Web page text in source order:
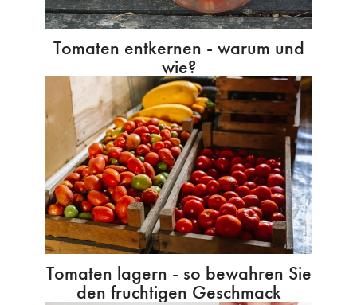
Tomaten entkernen - warum und
wie?
Tomaten lagern - so bewahren Sie
den fruchtigen Geschmack